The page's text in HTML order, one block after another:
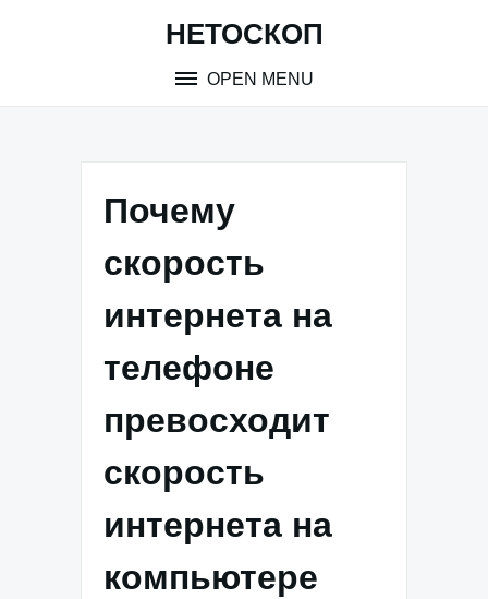
НЕТОСКОП
OPEN MENU
Почему
скорость
интернета на
телефоне
превосходит
скорость
интернета на
компьютере